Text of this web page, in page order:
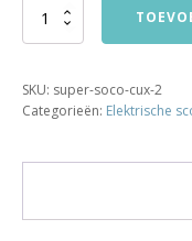
Super
Blauw
aantal
SKU: super-soco-cux-2
Categorieën: Elektrische